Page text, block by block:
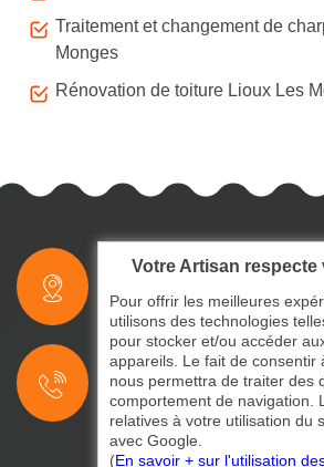
Traitement et changement de
Monges
Rénovation de toiture Lioux Les
indisponible
indisponible
Votre Artisan respecte
Pour offrir les meilleures
utilisons des technologies
pour stocker et/ou accéder
appareils. Le fait de consentir
nous permettra de traiter des
comportement de navigation.
relatives à votre utilisation du
avec Google.
(En savoir + sur l'utilisation